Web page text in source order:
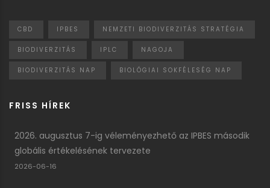
CBD IPBES NEMZETI BIODIVERZITÁS STRATÉGIA
BIODIVERZITÁS IPLC NAGOJA
BIODIVERZITÁS NAP BIOLÓGIAI SOKFÉLESÉG NAP
FRISS HÍREK
2026. augusztus 7-ig véleményezhető az IPBES második
globális értékelésének tervezete
2026-06-16